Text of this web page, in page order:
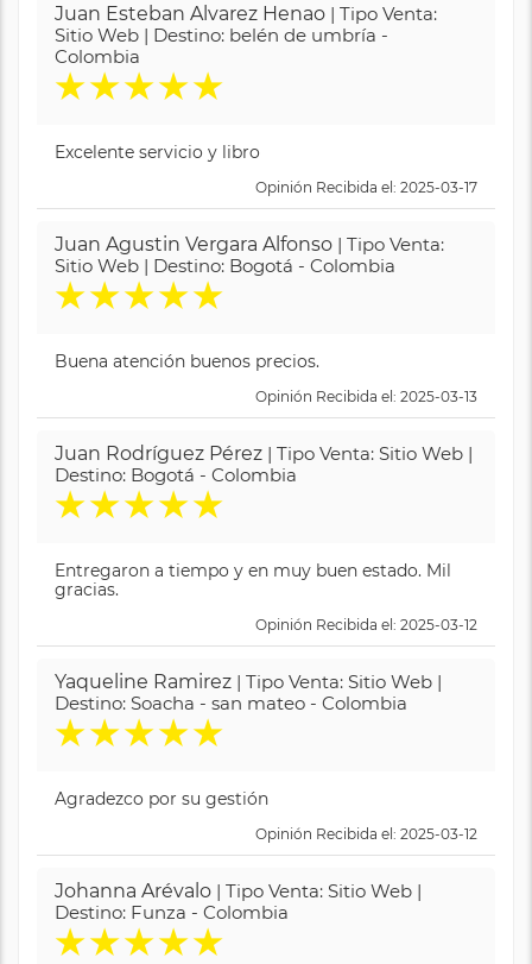
Juan Esteban Alvarez Henao | Tipo Venta:
Sitio Web | Destino: belén de umbría -
Colombia
★★★★★
Excelente servicio y libro
Opinión Recibida el: 2025-03-17
Juan Agustin Vergara Alfonso | Tipo Venta:
Sitio Web | Destino: Bogotá - Colombia
★★★★★
Buena atención buenos precios.
Opinión Recibida el: 2025-03-13
Juan Rodríguez Pérez | Tipo Venta: Sitio Web |
Destino: Bogotá - Colombia
★★★★★
Entregaron a tiempo y en muy buen estado. Mil
gracias.
Opinión Recibida el: 2025-03-12
Yaqueline Ramirez | Tipo Venta: Sitio Web |
Destino: Soacha - san mateo - Colombia
★★★★★
Agradezco por su gestión
Opinión Recibida el: 2025-03-12
Johanna Arévalo | Tipo Venta: Sitio Web |
Destino: Funza - Colombia
★★★★★